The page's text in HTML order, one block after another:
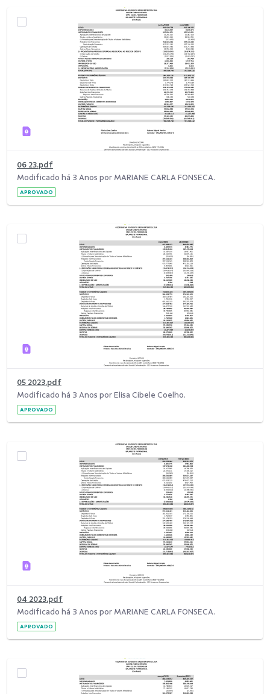
06 23.pdf
Modificado há 3 Anos por MARIANE CARLA FONSECA.
APROVADO
05 2023.pdf
Modificado há 3 Anos por Elisa Cibele Coelho.
APROVADO
04 2023.pdf
Modificado há 3 Anos por MARIANE CARLA FONSECA.
APROVADO